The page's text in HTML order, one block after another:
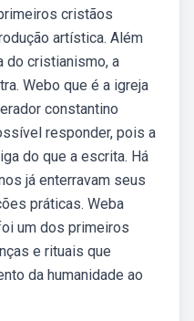
cristãos
artística. Além
do cristianismo, a
Webo que é a igreja
constantino
responder, pois a
do que a escrita. Há
já enterravam seus
práticas. Weba
um dos primeiros
e rituais que
da humanidade ao